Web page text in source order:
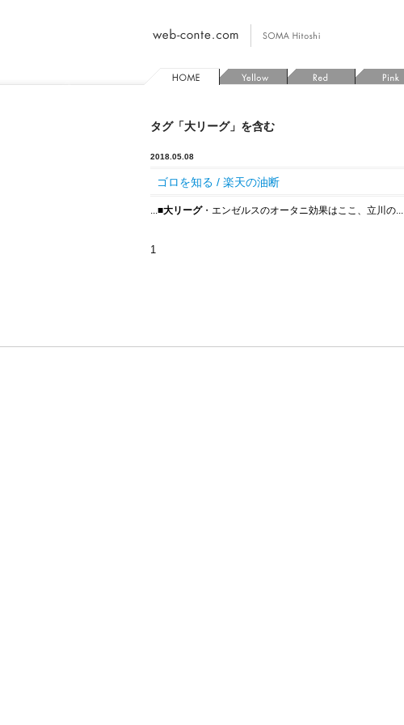
タグ「大リーグ」を含む
2018.05.08
ゴロを知る / 楽天の油断
...■大リーグ・エンゼルスのオータニ効果はここ、立川の...
1